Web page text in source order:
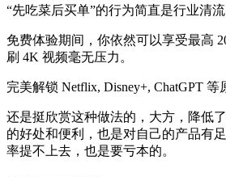
“先吃菜后买单”的行为简直是行业清流
免费体验期间，你依然可以享受最高
刷 4K 视频毫无压力。
完美解锁 Netflix, Disney+, ChatGPT 等
还是挺欣赏这种做法的，大方，降低
的好处和便利，也是对自己的产品有
率提不上去，也是要亏本的。